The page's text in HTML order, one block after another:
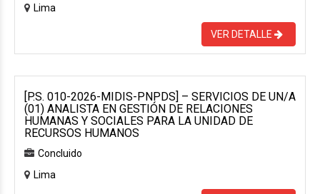
Lima
VER DETALLE
[P.S. 010-2026-MIDIS-PNPDS] – SERVICIOS DE UN/A
(01) ANALISTA EN GESTIÓN DE RELACIONES
HUMANAS Y SOCIALES PARA LA UNIDAD DE
RECURSOS HUMANOS
Concluido
Lima